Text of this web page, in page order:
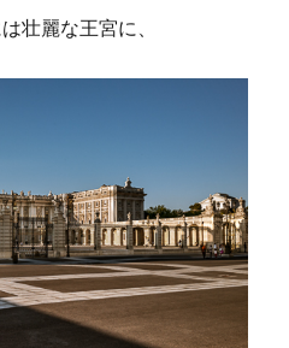
壮麗な王宮に、